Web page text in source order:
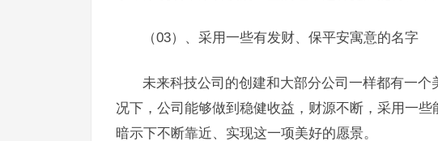
（03）、采用一些有发财、保平安寓意的名字
未来科技公司的创建和大部分公司一样都有一
况下，公司能够做到稳健收益，财源不断，采用一
暗示下不断靠近、实现这一项美好的愿景。